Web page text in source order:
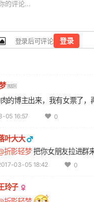
登录后可评论 登录
的博主出来，我有女票了，
05 16:57 0
叶大大
折影轻梦 把你女朋友拉进群
03-05 18:42 0
玲子